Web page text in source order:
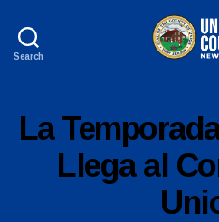
Search
Categories
SLa
Llega al